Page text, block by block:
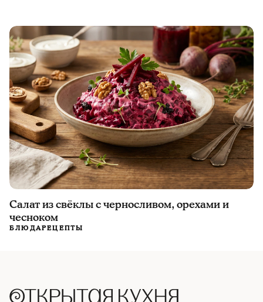
Салат из свёклы с черносливом, орехами и
чесноком
БЛЮДАРЕЦЕПТЫ